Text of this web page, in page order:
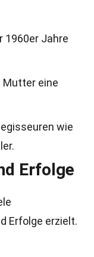
1960er Jahre
Mutter eine
wie
Erfolge
Erfolge erzielt.